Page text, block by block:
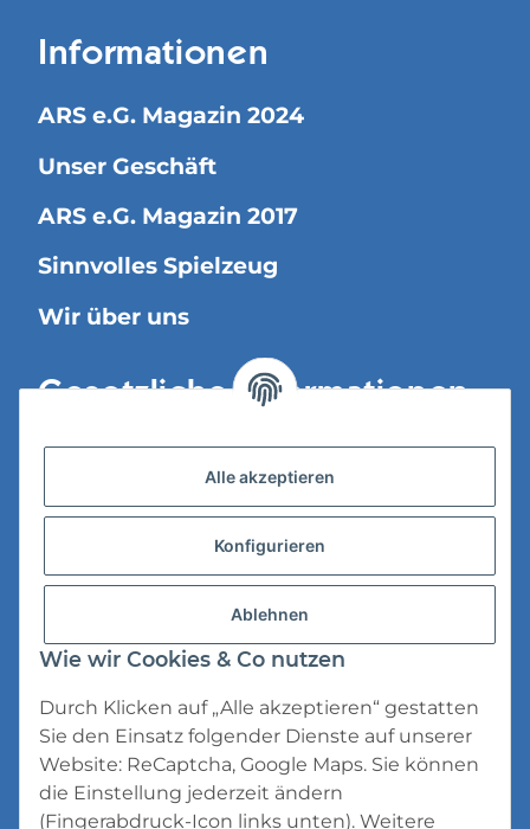
Informationen
ARS e.G. Magazin 2024
Unser Geschäft
ARS e.G. Magazin 2017
Sinnvolles Spielzeug
Wir über uns
Gesetzliche Informationen
Versandinformationen
Datenschutz
Impressum
* Alle Preise inkl. gesetzlicher USt., zzgl.
Alle akzeptieren
Konfigurieren
Ablehnen
Wie wir Cookies & Co nutzen
Durch Klicken auf „Alle akzeptieren“ gestatten
Sie den Einsatz folgender Dienste auf unserer
Website: ReCaptcha, Google Maps. Sie können
die Einstellung jederzeit ändern
(Fingerabdruck-Icon links unten). Weitere